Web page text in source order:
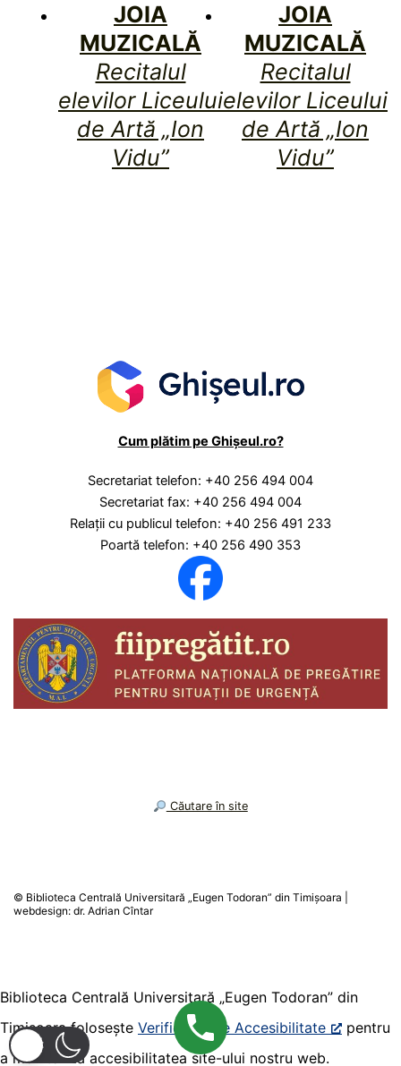
JOIA
MUZICALĂ
Recitalul
elevilor Liceului
de Artă „Ion
Vidu”
JOIA
MUZICALĂ
Recitalul
elevilor Liceului
de Artă „Ion
Vidu”
Cum plătim pe Ghișeul.ro?
Secretariat telefon: +40 256 494 004
Secretariat fax: +40 256 494 004
Relaţii cu publicul telefon: +40 256 491 233
Poartă telefon: +40 256 490 353
︎ Căutare în site
Biblioteca Centrală Universitară „Eugen Todoran” din
Timișoara folosește Verificator de Accesibilitate
pentru
a monitoriza accesibilitatea site-ului nostru web.